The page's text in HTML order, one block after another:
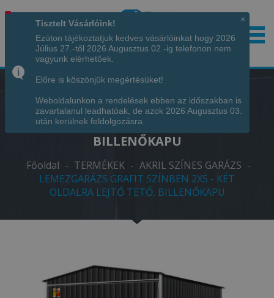
Hívjon minket!+36 70 7342034
LEMEZGARÁZS GRAFIT SZÍNBEN 2X5 -
KÉT OLDALRA LEJTŐ TETŐ,
BILLENŐKAPU
Főoldal - TERMÉKEK - AKRIL SZÍNES GARÁZS -
LEMEZGARÁZS GRAFIT SZÍNBEN 2X5 - KÉT
OLDALRA LEJTŐ TETŐ, BILLENŐKAPU
×
Tisztelt Vásárlóink!
Ezúton tájékoztatjuk kedves vásárlóinkat hogy 2026
Július 27.-től 2026 Augusztus 02.-ig telefonon nem
vagyunk elérhetőek.
Előre is köszönjük megértésüket!
Weboldalunkon a rendelések ebben az időszakban is
zavartalanul leadhatóak, de azok 2026 Augusztus 03.
után kerülnek feldolgozásra.